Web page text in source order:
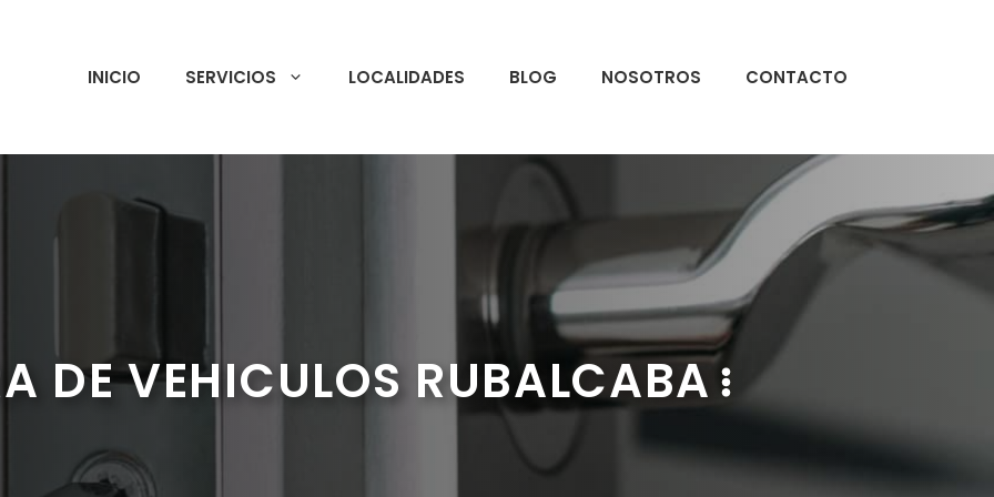
INICIO SERVICIOS LOCALIDADES BLOG NOSOTROS CONTACTO
DE VEHICULOS RUBALCABA